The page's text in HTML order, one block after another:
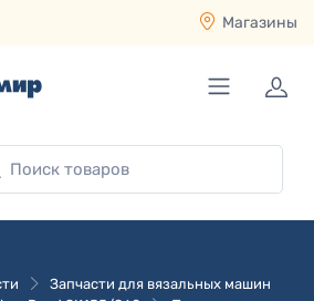
Магазины
Запчасти для вязальных машин